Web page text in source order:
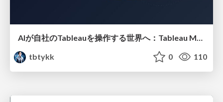
tbtykk
0 110